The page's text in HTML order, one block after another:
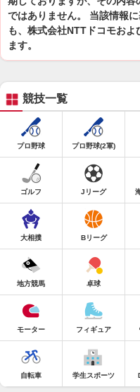
ではありません。 当該情報
も、株式会社NTTドコモお
ます。
競技一覧
プロ野球 プロ野球(2軍)
ゴルフ Jリーグ
大相撲 Bリーグ
地方競馬 卓球
モーター フィギュア
自転車 学生スポーツ